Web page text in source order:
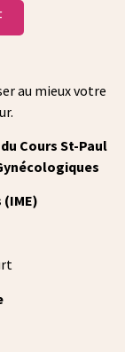
au mieux votre
Cours St-Paul